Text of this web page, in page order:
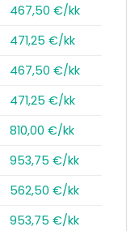
467,50 €/kk
471,25 €/kk
467,50 €/kk
471,25 €/kk
810,00 €/kk
953,75 €/kk
562,50 €/kk
953,75 €/kk